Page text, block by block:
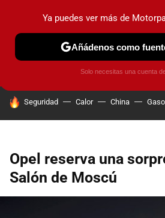
PRUEBAS COCHES ELÉCTRICOS
HOY SE HABLA DE
Seguridad Calor China
Opel reserva una
Salón de Moscú
Ya puedes ver más de
Añádenos como
Solo necesitas una cuenta